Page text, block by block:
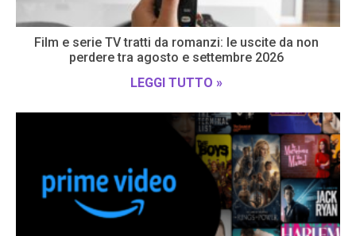
Film e serie TV tratti da romanzi: le uscite da non
perdere tra agosto e settembre 2026
LEGGI TUTTO »